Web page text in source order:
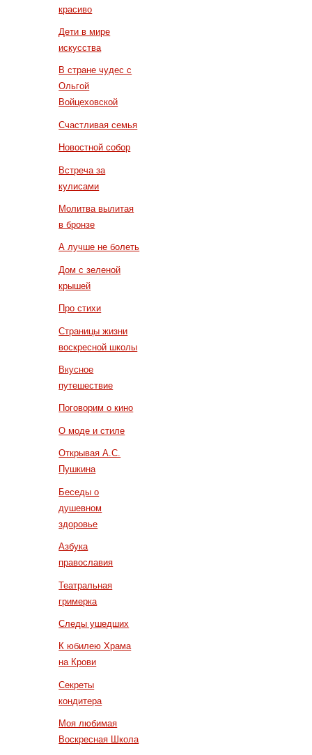
красиво
Дети в мире
искусства
В стране чудес с
Ольгой
Войцеховской
Счастливая семья
Новостной собор
Встреча за
кулисами
Молитва вылитая
в бронзе
А лучше не болеть
Дом с зеленой
крышей
Про стихи
Страницы жизни
воскресной школы
Вкусное
путешествие
Поговорим о кино
О моде и стиле
Открывая А.С.
Пушкина
Беседы о
душевном
здоровье
Азбука
православия
Театральная
гримерка
Следы ушедших
К юбилею Храма
на Крови
Секреты
кондитера
Моя любимая
Воскресная Школа